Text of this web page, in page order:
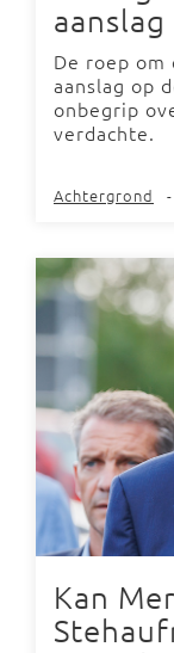
De roep om
aanslag op
onbegrip
verdachte.
Achtergrond -
Kan